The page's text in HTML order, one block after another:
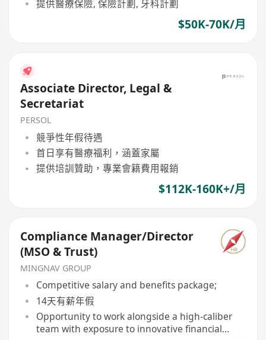
提供醫療保險, 保險計劃, 牙科計劃
$50K-70K/月
Associate Director, Legal &
Secretariat
PERSOL
競爭性年假待遇
首日享有醫療福利，涵蓋家屬
提供培訓贊助，專業會籍費用報銷
$112K-160K+/月
Compliance Manager/Director
(MSO & Trust)
MINGNAV GROUP
Competitive salary and benefits package;
14天有薪年假
Opportunity to work alongside a high-caliber
team with exposure to innovative financial